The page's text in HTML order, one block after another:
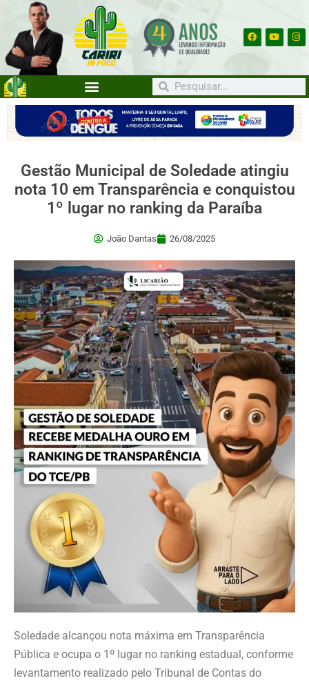
Gestão Municipal de Soledade atingiu
nota 10 em Transparência e conquistou
1º lugar no ranking da Paraíba
João Dantas 26/08/2025
Soledade alcançou nota máxima em Transparência
Pública e ocupa o 1º lugar no ranking estadual, conforme
levantamento realizado pelo Tribunal de Contas do